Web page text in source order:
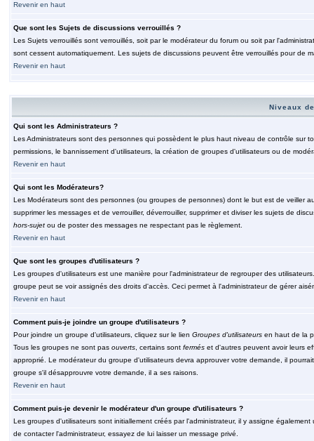
Revenir en haut
Que sont les Sujets de discussions verrouillés ?
Les Sujets verrouillés sont verrouillés, soit par le modérateur du forum ou soit par
sont cessent automatiquement. Les sujets de discussions peuvent être verrouillés pour de
Revenir en haut
Niveaux
Qui sont les Administrateurs ?
Les Administrateurs sont des personnes qui possèdent le plus haut niveau de contrôle sur
permissions, le bannissement d'utilisateurs, la création de groupes d'utilisateurs ou de
Revenir en haut
Qui sont les Modérateurs?
Les Modérateurs sont des personnes (ou groupes de personnes) dont le but est de veiller
supprimer les messages et de verrouiller, déverrouiller, supprimer et diviser les sujets de
hors-sujetou de poster des messages ne respectant pas le règlement.
Revenir en haut
Que sont les groupes d'utilisateurs ?
Les groupes d'utilisateurs est une manière pour l'administrateur de regrouper des
groupe peut se voir assignés des droits d'accès. Ceci permet à l'administrateur de gérer
Revenir en haut
Comment puis-je joindre un groupe d'utilisateurs ?
Pour joindre un groupe d'utilisateurs, cliquez sur le lien Groupes d'utilisateursen haut de la
Tous les groupes ne sont pas ouverts, certains sont ferméset d'autres peuvent avoir leurs
approprié. Le modérateur du groupe d'utilisateurs devra approuver votre demande, il
groupe s'il désapprouvre votre demande, il a ses raisons.
Revenir en haut
Comment puis-je devenir le modérateur d'un groupe d'utilisateurs ?
Les groupes d'utilisateurs sont initiallement créés par l'administrateur, il y assigne
de contacter l'administrateur, essayez de lui laisser un message privé.